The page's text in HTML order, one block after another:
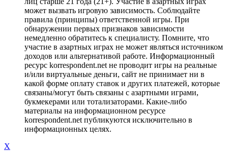
может вызвать игровую зависимость. Соблюдайте
правила (принципы) ответственной игры. При
обнаружении первых признаков зависимости
немедленно обратитесь к специалисту. Помните, что
участие в азартных играх не может являться источником
доходов или альтернативой работе. Информационный
ресурс korrespondent.net не проводит игры на реальные
и/или виртуальные деньги, сайт не принимает ни в
какой форме оплату ставок и других платежей, которые
связаны/могут быть связаны с азартными играми,
букмекерами или тотализаторами. Какие-либо
материалы на информационном ресурсе
korrespondent.net публикуются исключительно в
информационных целях.
X